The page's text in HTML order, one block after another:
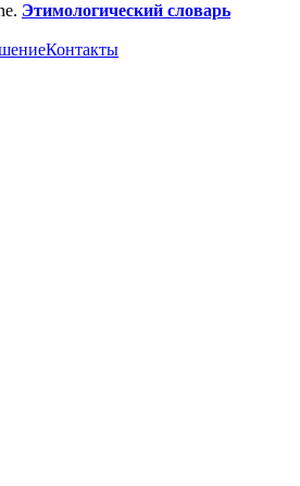
Этимологический словарь
Контакты